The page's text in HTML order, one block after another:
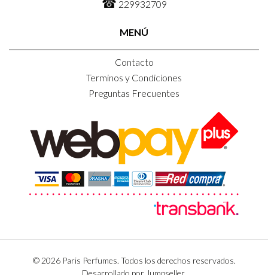
☎ 229932709
MENÚ
Contacto
Terminos y Condiciones
Preguntas Frecuentes
© 2026 Paris Perfumes. Todos los derechos reservados.
Desarrollado por Jumpseller.